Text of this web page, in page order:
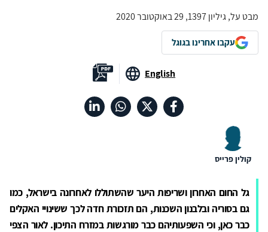
מבט על, גיליון 1397, 29 באוקטובר 2020
עקבו אחרינו בגוגל
English
קולין פרייס
גל החום האחרון ושריפות היער שהשתוללו לאחרונה בישראל, כמו
גם בסוריה ובלבנון השכנות, הם תזכורת חדה לכך ששינויי האקלים
כבר כאן, וכי השפעותיהם כבר מורגשות במזרח התיכון. לאור הצפי